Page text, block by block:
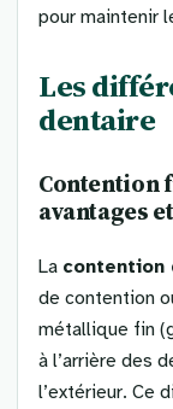
pour maintenir
Les
dentaire
Contention
avantages
La contention
de contention
métallique fin
à l’arrière des
l’extérieur. Ce